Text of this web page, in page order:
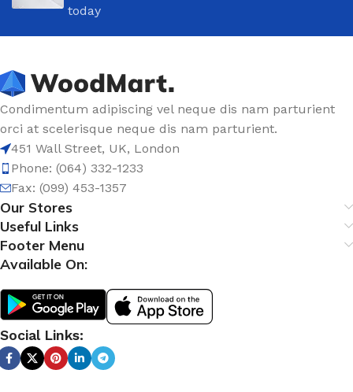
today
Condimentum adipiscing vel neque dis nam parturient
orci at scelerisque neque dis nam parturient.
451 Wall Street, UK, London
Phone: (064) 332-1233
Fax: (099) 453-1357
Our Stores
Useful Links
Footer Menu
Available On:
Social Links: